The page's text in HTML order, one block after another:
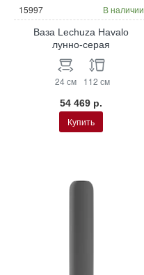
15997 В наличии
Ваза Lechuza Havalo
лунно-серая
24 см 112 см
54 469 р.
Купить